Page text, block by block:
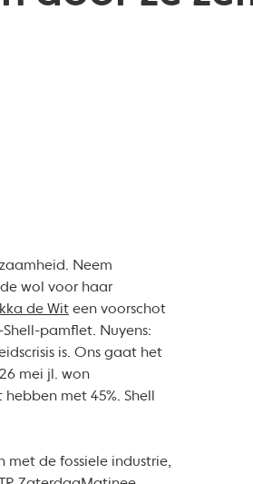
Neem
wol voor haar
de Wit een voorschot
pamflet. Nuyens:
is. Ons gaat het
mei jl. won
met 45%. Shell
met de fossiele industrie,